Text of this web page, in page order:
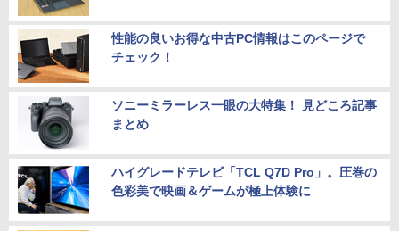
性能の良いお得な中古PC情報はこのページで
チェック！
ソニーミラーレス一眼の大特集！ 見どころ記事
まとめ
ハイグレードテレビ「TCL Q7D Pro」。圧巻の
色彩美で映画＆ゲームが極上体験に